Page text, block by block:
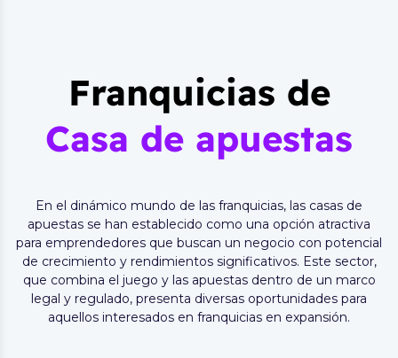
Franquicias de
Casa de apuestas
En el dinámico mundo de las franquicias, las casas de
apuestas se han establecido como una opción atractiva
para emprendedores que buscan un negocio con potencial
de crecimiento y rendimientos significativos. Este sector,
que combina el juego y las apuestas dentro de un marco
legal y regulado, presenta diversas oportunidades para
aquellos interesados en franquicias en expansión.